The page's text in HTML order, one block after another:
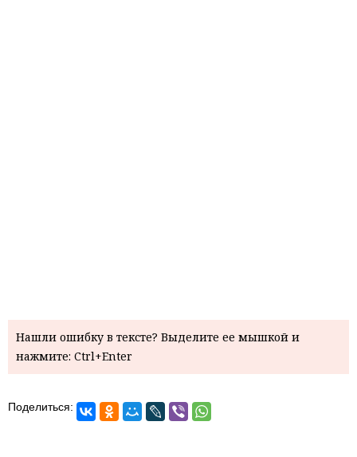
Нашли ошибку в тексте? Выделите ее мышкой и
нажмите: Ctrl+Enter
Поделиться: